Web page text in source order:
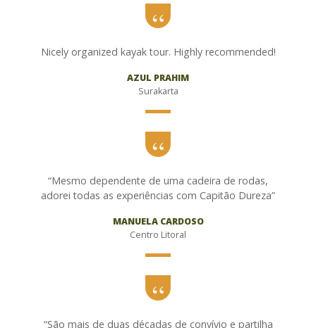
Nicely organized kayak tour. Highly recommended!
AZUL PRAHIM
Surakarta
“Mesmo dependente de uma cadeira de rodas,
adorei todas as experiências com Capitão Dureza”
MANUELA CARDOSO
Centro Litoral
“São mais de duas décadas de convívio e partilha